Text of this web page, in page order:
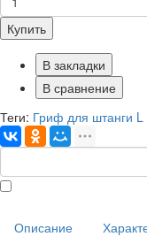
Купить
В закладки
В сравнение
Теги: Гриф для штанги L
Описание